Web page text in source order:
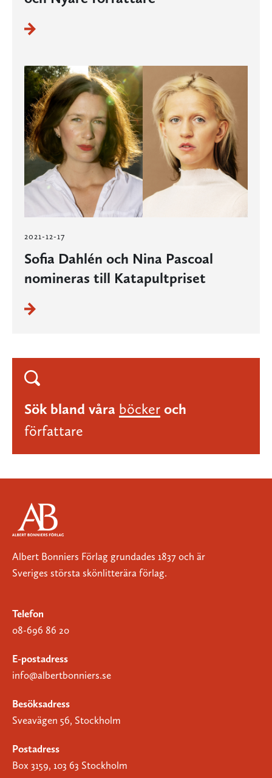
2021-12-17
Sofia Dahlén och Nina Pascoal
nomineras till Katapultpriset
Sök bland våra böcker och
författare
Albert Bonniers Förlag grundades 1837 och är
Sveriges största skönlitterära förlag.
Telefon
08-696 86 20
E-postadress
info@albertbonniers.se
Besöksadress
Sveavägen 56, Stockholm
Postadress
Box 3159, 103 63 Stockholm